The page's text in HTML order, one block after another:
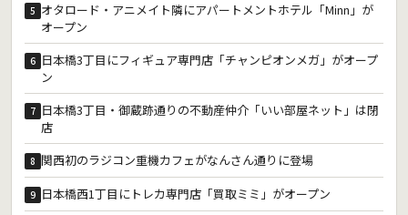
5 オタロード・アニメイト隣にアパートメントホテル「Minn」が
オープン
6 日本橋3丁目にフィギュア専門店「チャンピオンメガ」がオープ
ン
7 日本橋3丁目・御蔵跡通りの不動産仲介「いい部屋ネット」は閉
店
8 関西初のラジコン重機カフェがなんさん通りに登場
9 日本橋西1丁目にトレカ専門店「買取ミミ」がオープン